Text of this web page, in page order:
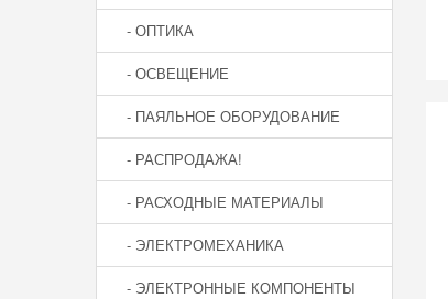
- ОПТИКА
- ОСВЕЩЕНИЕ
- ПАЯЛЬНОЕ ОБОРУДОВАНИЕ
- РАСПРОДАЖА!
- РАСХОДНЫЕ МАТЕРИАЛЫ
- ЭЛЕКТРОМЕХАНИКА
- ЭЛЕКТРОННЫЕ КОМПОНЕНТЫ